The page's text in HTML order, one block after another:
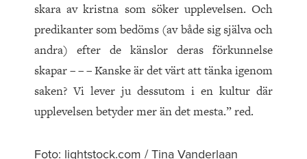
skara av kristna som söker upplevelsen. Och
predikanter som bedöms (av både sig själva och
andra) efter de känslor deras förkunnelse
skapar – – – Kanske är det värt att tänka igenom
saken? Vi lever ju dessutom i en kultur där
upplevelsen betyder mer än det mesta.” red.
Foto: lightstock.com / Tina Vanderlaan